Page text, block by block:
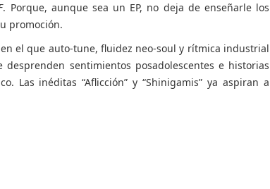
. Porque, aunque sea un EP, no deja de enseñarle los
promoción.
el que auto-tune, fluidez neo-soul y rítmica industrial
sentimientos posadolescentes e historias
Las inéditas “Aflicción” y “Shinigamis” ya aspiran a